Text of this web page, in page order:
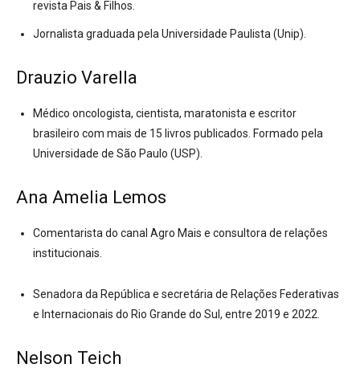
revista Pais & Filhos.
Jornalista graduada pela Universidade Paulista (Unip).
Drauzio Varella
Médico oncologista, cientista, maratonista e escritor
brasileiro com mais de 15 livros publicados. Formado pela
Universidade de São Paulo (USP).
Ana Amelia Lemos
Comentarista do canal Agro Mais e consultora de relações
institucionais.
Senadora da República e secretária de Relações Federativas
e Internacionais do Rio Grande do Sul, entre 2019 e 2022.
Nelson Teich